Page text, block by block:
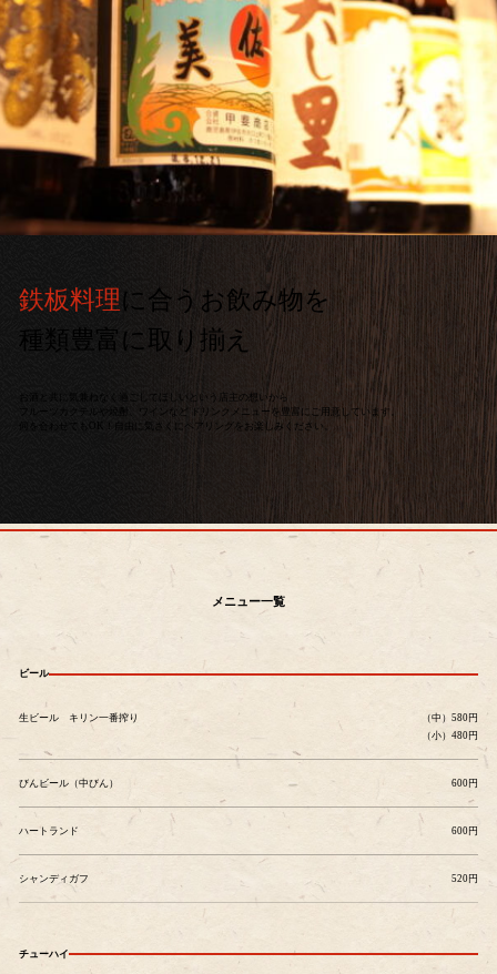
鉄板料理 に合うお飲み物を
種類豊富に取り揃え
お酒と共に気兼ねなく過ごしてほしいという店主の想いから
フルーツカクテルや焼酎、ワインなど ドリンクメニューを豊富にご用意しています。
何を合わせてもOK！自由に気さくにペアリングをお楽しみください。
メニュー一覧
ビール
生ビール キリン一番搾り
（中）580円
（小）480円
びんビール（中びん） 600円
ハートランド 600円
シャンディガフ 520円
チューハイ